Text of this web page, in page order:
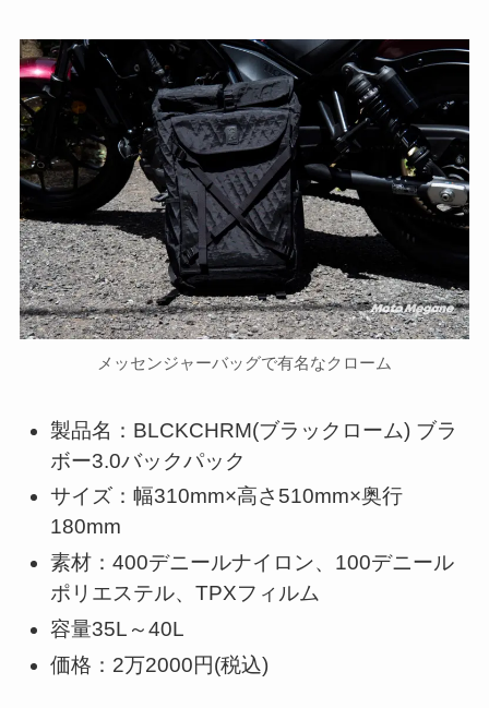
メッセンジャーバッグで有名なクローム
製品名：BLCKCHRM(ブラックローム) ブラ
ボー3.0バックパック
サイズ：幅310mm×高さ510mm×奥行
180mm
素材：400デニールナイロン、100デニール
ポリエステル、TPXフィルム
容量35L～40L
価格：2万2000円(税込)